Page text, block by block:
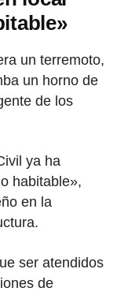
un terremoto,
un horno de
de los
ya ha
habitable»,
en la
ser atendidos
de